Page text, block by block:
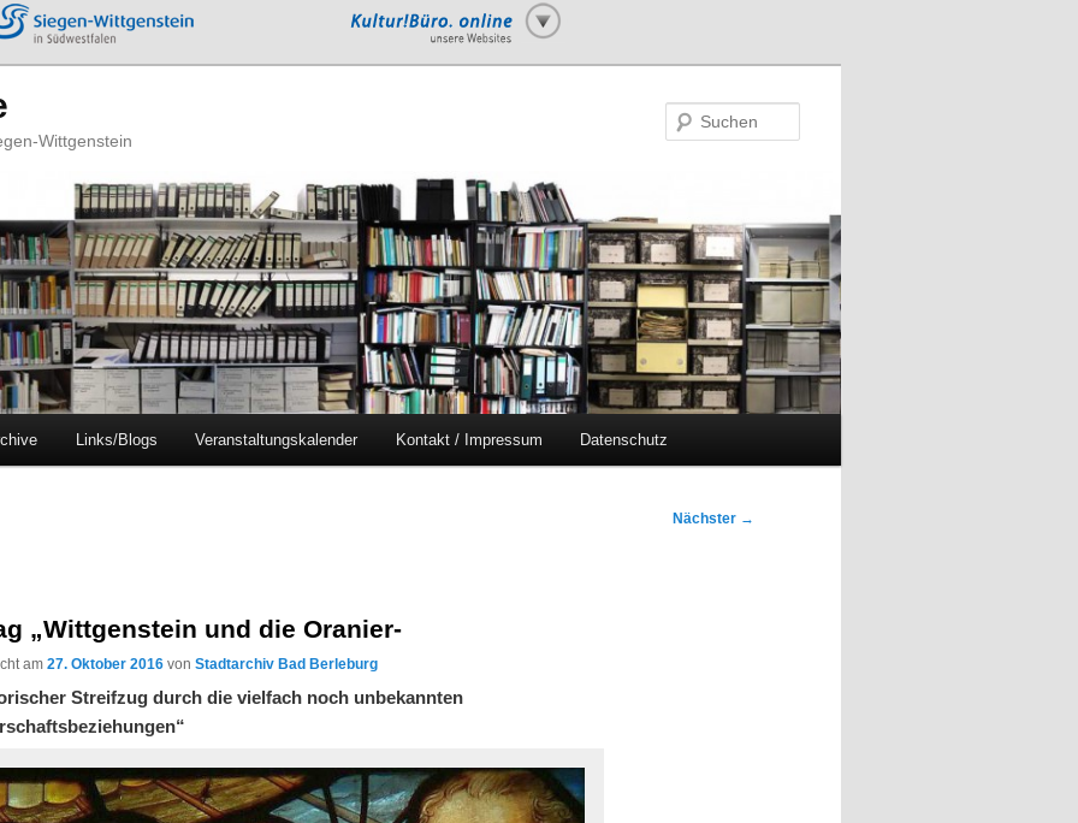
Wittgenstein
Links/Blogs Veranstaltungskalender Kontakt / Impressum Datenschutz
Nächster →
„Wittgenstein und die Oranier-
am27. Oktober 2016 vonStadtarchiv Bad Berleburg
Streifzug durch die vielfach noch unbekannten